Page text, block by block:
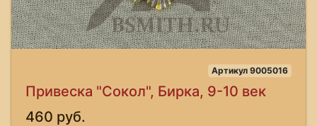
Артикул 9005016
Привеска "Сокол", Бирка, 9-10 век
460 руб.